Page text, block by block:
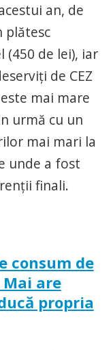
an, de
plătesc
(450 de lei), iar
de CEZ
mai mare
urmă cu un
mai mari la
unde a fost
finali.
consum de
Mai are
propria